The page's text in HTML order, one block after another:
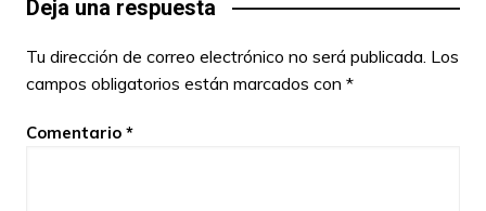
Deja una respuesta
Tu dirección de correo electrónico no será publicada. Los
campos obligatorios están marcados con *
Comentario *